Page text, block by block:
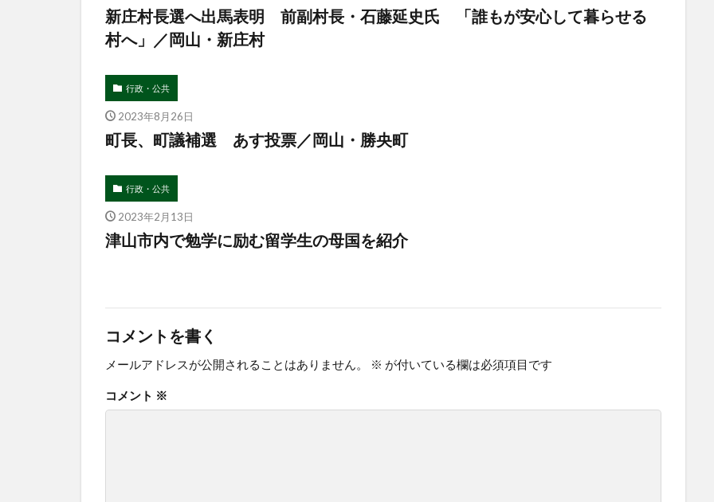
新庄村長選へ出馬表明 前副村長・石藤延史氏 「誰もが安心して暮らせる
村へ」／岡山・新庄村
行政・公共
2023年8月26日
町長、町議補選 あす投票／岡山・勝央町
行政・公共
2023年2月13日
津山市内で勉学に励む留学生の母国を紹介
コメントを書く
メールアドレスが公開されることはありません。 ※ が付いている欄は必須項目です
コメント ※